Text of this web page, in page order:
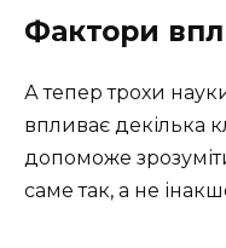
Фактори
А тепер трохи
впливає декілька
допоможе
саме так, а не